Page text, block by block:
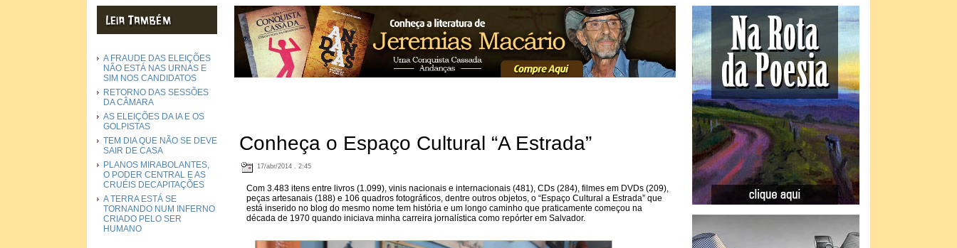
A FRAUDE DAS ELEIÇÕES
NÃO ESTÁ NAS URNAS E
SIM NOS CANDIDATOS
RETORNO DAS SESSÕES
DA CÂMARA
AS ELEIÇÕES DA IA E OS
GOLPISTAS
TEM DIA QUE NÃO SE DEVE
SAIR DE CASA
PLANOS MIRABOLANTES,
O PODER CENTRAL E AS
CRUÉIS DECAPITAÇÕES
A TERRA ESTÁ SE
TORNANDO NUM INFERNO
CRIADO PELO SER
HUMANO
Conheça o Espaço Cultural “A Estrada”
17/abr/2014 . 2:45
Com 3.483 itens entre livros (1.099), vinis nacionais e internacionais (481), CDs (284), filmes em DVDs (209),
peças artesanais (188) e 106 quadros fotográficos, dentre outros objetos, o “Espaço Cultural a Estrada” que
está inserido no blog do mesmo nome tem história e um longo caminho que praticamente começou na
década de 1970 quando iniciava minha carreira jornalística como repórter em Salvador.